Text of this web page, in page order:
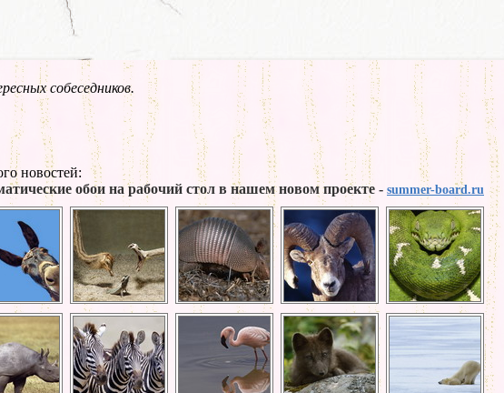
собеседников.
новостей:
обои на рабочий стол в нашем новом проекте - summer-board.ru